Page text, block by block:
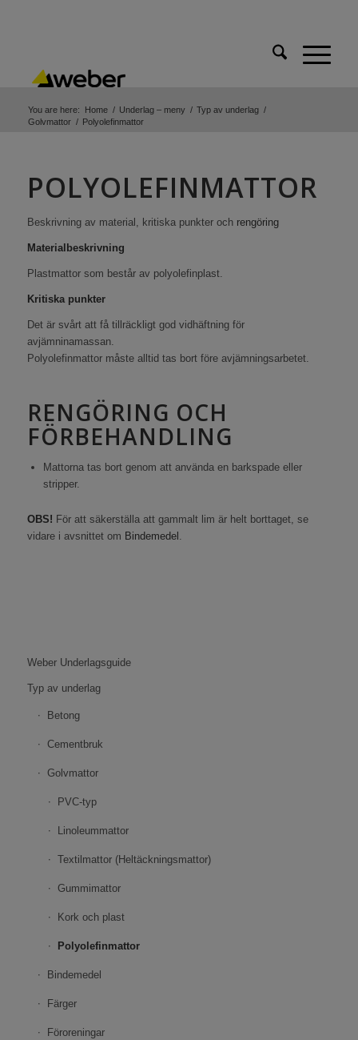
You are here: Home / Underlag – meny / Typ av underlag /
Golvmattor / Polyolefinmattor
POLYOLEFINMATTOR
Beskrivning av material, kritiska punkter och rengöring
Materialbeskrivning
Plastmattor som består av polyolefinplast.
Kritiska punkter
Det är svårt att få tillräckligt god vidhäftning för
avjämninamassan.
Polyolefinmattor måste alltid tas bort före avjämningsarbetet.
RENGÖRING OCH
FÖRBEHANDLING
Mattorna tas bort genom att använda en barkspade eller
stripper.
OBS! För att säkerställa att gammalt lim är helt borttaget, se
vidare i avsnittet om Bindemedel .
Weber Underlagsguide
Typ av underlag
Betong
Cementbruk
Golvmattor
PVC-typ
Linoleummattor
Textilmattor (Heltäckningsmattor)
Gummimattor
Kork och plast
Polyolefinmattor
Bindemedel
Färger
Föroreningar